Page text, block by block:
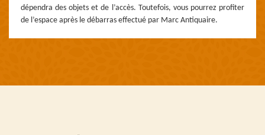
dépendra des objets et de l’accès. Toutefois, vous pourrez profiter
de l’espace après le débarras effectué par Marc Antiquaire.